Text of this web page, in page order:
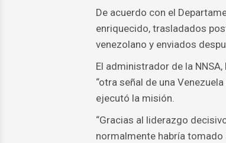
De acuerdo con el
enriquecido, trasladados
venezolano y enviados
El administrador de la
“otra señal de una
ejecutó la misión.
“Gracias al liderazgo
normalmente habría